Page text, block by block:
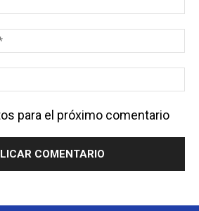
para el próximo comentario